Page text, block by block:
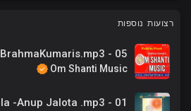
רצועות נוספות
Om Shanti Music